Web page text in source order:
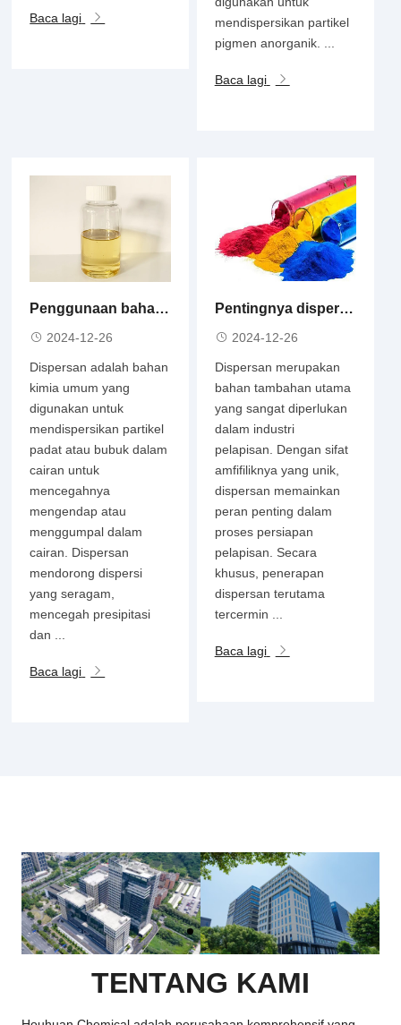
Baca lagi
mendispersikan partikel
pigmen anorganik. ...
Baca lagi
Penggunaan bahan dispersan
2024-12-26
Dispersan adalah bahan
kimia umum yang
digunakan untuk
mendispersikan partikel
padat atau bubuk dalam
cairan untuk
mencegahnya
mengendap atau
menggumpal dalam
cairan. Dispersan
mendorong dispersi
yang seragam,
mencegah presipitasi
dan ...
Baca lagi
Pentingnya dispersan dalam pelapis industri
2024-12-26
Dispersan merupakan
bahan tambahan utama
yang sangat diperlukan
dalam industri
pelapisan. Dengan sifat
amfifiliknya yang unik,
dispersan memainkan
peran penting dalam
proses persiapan
pelapisan. Secara
khusus, penerapan
dispersan terutama
tercermin ...
Baca lagi
TENTANG KAMI